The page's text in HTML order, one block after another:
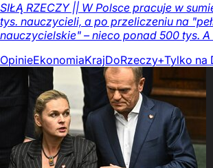
SIŁĄ RZECZY || W Polsce pracuje w
tys. nauczycieli, a po przeliczeniu na
nauczycielskie" – nieco ponad 500 tys.
OpinieEkonomiaKrajDoRzeczy+Tylko na